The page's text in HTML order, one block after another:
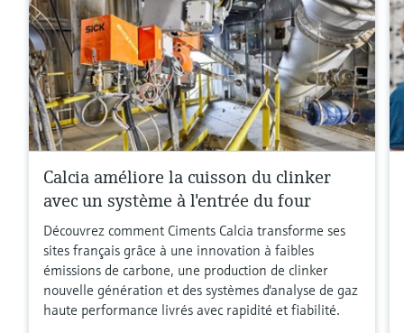
Calcia améliore la cuisson du clinker
avec un système à l'entrée du four
Découvrez comment Ciments Calcia transforme ses
sites français grâce à une innovation à faibles
émissions de carbone, une production de clinker
nouvelle génération et des systèmes d'analyse de gaz
haute performance livrés avec rapidité et fiabilité.